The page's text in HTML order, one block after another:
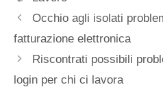
Occhio agli isolati
fatturazione elettronica
Riscontrati possibili
login per chi ci lavora